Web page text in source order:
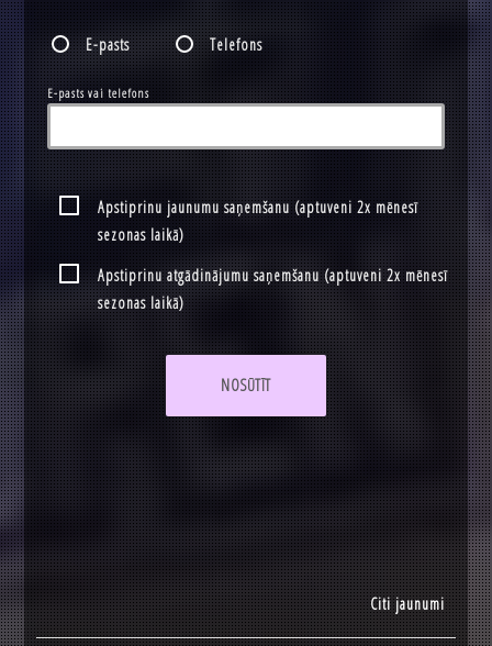
E-pasts Telefons
E-pasts vai telefons
Apstiprinu jaunumu saņemšanu (aptuveni 2x mēnesī
sezonas laikā)
Apstiprinu atgādinājumu saņemšanu (aptuveni 2x mēnesī
sezonas laikā)
NOSŪTĪT
Citi jaunumi